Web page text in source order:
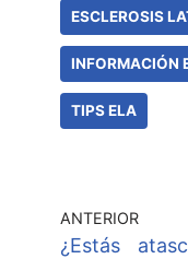
ESCLEROSIS
INFORMACIÓN
TIPS ELA
ANTERIOR
¿Estás